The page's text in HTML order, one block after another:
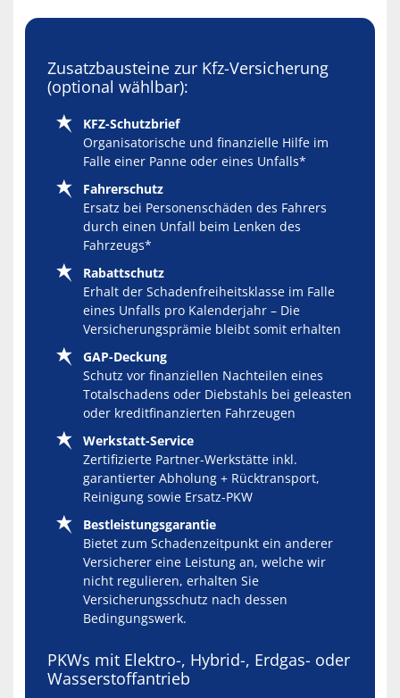
Zusatzbausteine zur Kfz-Versicherung
(optional wählbar):
KFZ-Schutzbrief
Organisatorische und finanzielle Hilfe im
Falle einer Panne oder eines Unfalls*
Fahrerschutz
Ersatz bei Personenschäden des Fahrers
durch einen Unfall beim Lenken des
Fahrzeugs*
Rabattschutz
Erhalt der Schadenfreiheitsklasse im Falle
eines Unfalls pro Kalenderjahr – Die
Versicherungsprämie bleibt somit erhalten
GAP-Deckung
Schutz vor finanziellen Nachteilen eines
Totalschadens oder Diebstahls bei geleasten
oder kreditfinanzierten Fahrzeugen
Werkstatt-Service
Zertifizierte Partner-Werkstätte inkl.
garantierter Abholung + Rücktransport,
Reinigung sowie Ersatz-PKW
Bestleistungsgarantie
Bietet zum Schadenzeitpunkt ein anderer
Versicherer eine Leistung an, welche wir
nicht regulieren, erhalten Sie
Versicherungsschutz nach dessen
Bedingungswerk.
PKWs mit Elektro-, Hybrid-, Erdgas- oder
Wasserstoffantrieb